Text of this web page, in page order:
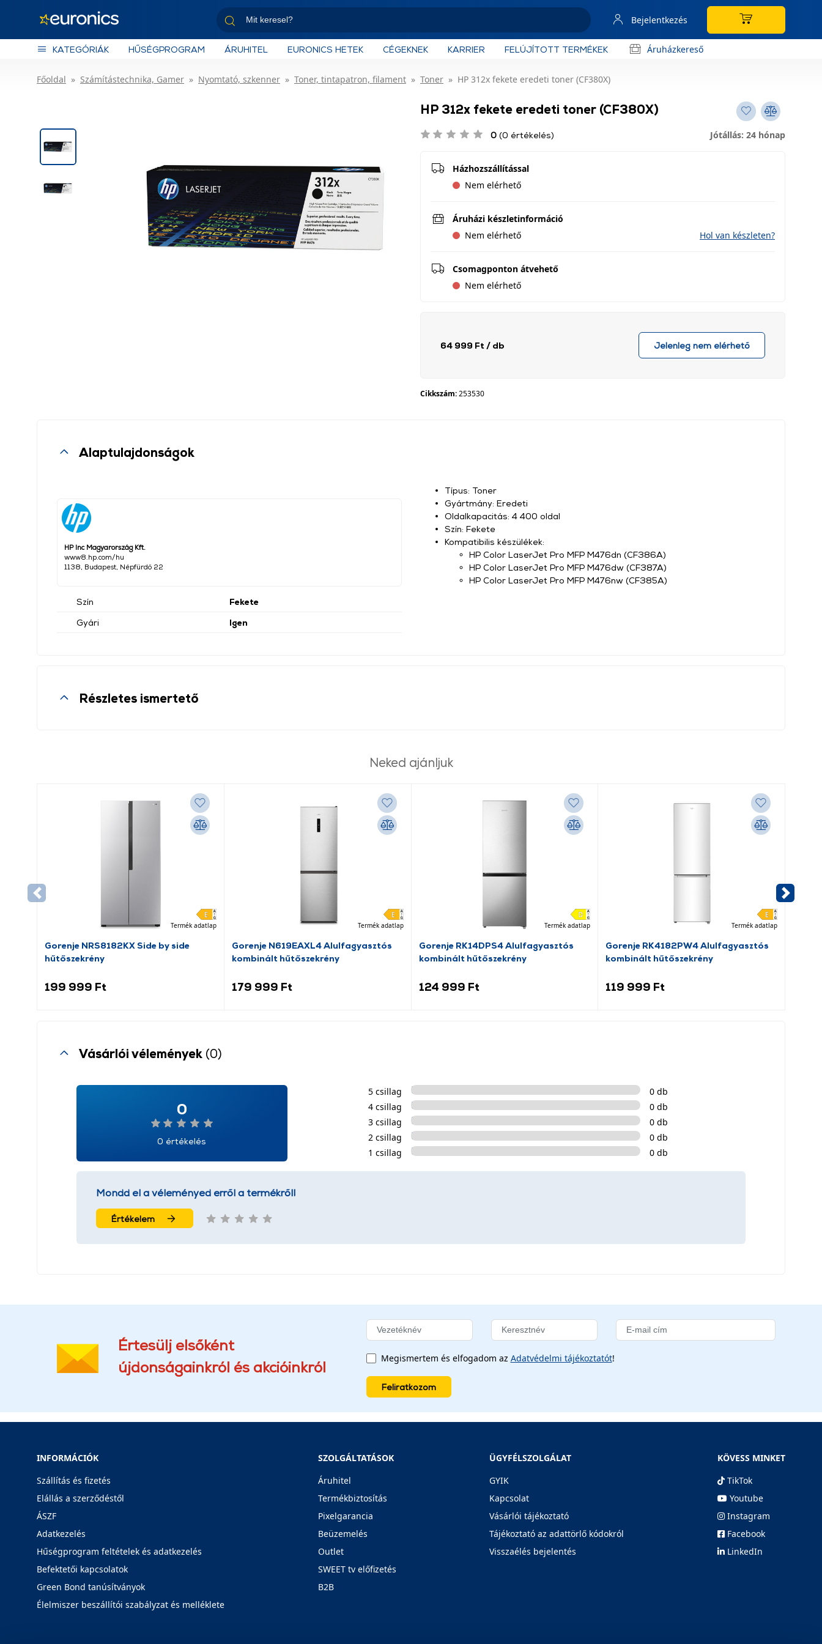
Bejelentkezés
KATEGÓRIÁK HŰSÉGPROGRAM ÁRUHITEL EURONICS HETEK CÉGEKNEK KARRIER FELÚJÍTOTT TERMÉKEK Áruházkereső
Főoldal Számítástechnika, Gamer Nyomtató, szkenner Toner, tintapatron, filament Toner HP 312x fekete eredeti toner (CF380X)
HP 312x fekete eredeti toner (CF380X)
0 (0 értékelés) Jótállás: 24 hónap
Házhozszállítással
Nem elérhető
Áruházi készletinformáció
Nem elérhető
Hol van készleten?
Csomagponton átvehető
Nem elérhető
64 999 Ft / db Jelenleg nem elérhető
Cikkszám:253530
Alaptulajdonságok
HP Inc Magyarország Kft.
www8.hp.com/hu
1138, Budapest, Népfürdő 22
Szín
Fekete
Gyári
Igen
Típus: Toner
Gyártmány: Eredeti
Oldalkapacitás: 4 400 oldal
Szín: Fekete
Kompatibilis készülékek:
HP Color LaserJet Pro MFP M476dn (CF386A)
HP Color LaserJet Pro MFP M476dw (CF387A)
HP Color LaserJet Pro MFP M476nw (CF385A)
Részletes ismertető
Neked ajánljuk
Termék adatlap
Gorenje NRS8182KX Side by side
hűtőszekrény
199 999 Ft
Termék adatlap
Gorenje N619EAXL4 Alulfagyasztós
kombinált hűtőszekrény
179 999 Ft
Termék adatlap
Gorenje RK14DPS4 Alulfagyasztós
kombinált hűtőszekrény
124 999 Ft
Termék adatlap
Gorenje RK4182PW4 Alulfagyasztós
kombinált hűtőszekrény
119 999 Ft
Vásárlói vélemények (0)
0
0 értékelés
5 csillag
0 db
4 csillag
0 db
3 csillag
0 db
2 csillag
0 db
1 csillag
0 db
Mondd el a véleményed erről a termékről!
Értékelem
Értesülj elsőként
újdonságainkról és akcióinkról
Megismertem és elfogadom az Adatvédelmi tájékoztatót!
Feliratkozom
INFORMÁCIÓK
Szállítás és fizetés
Elállás a szerződéstől
ÁSZF
Adatkezelés
Hűségprogram feltételek és adatkezelés
Befektetői kapcsolatok
Green Bond tanúsítványok
Élelmiszer beszállítói szabályzat és melléklete
SZOLGÁLTATÁSOK
Áruhitel
Termékbiztosítás
Pixelgarancia
Beüzemelés
Outlet
SWEET tv előfizetés
B2B
ÜGYFÉLSZOLGÁLAT
GYIK
Kapcsolat
Vásárlói tájékoztató
Tájékoztató az adattörlő kódokról
Visszaélés bejelentés
KÖVESS MINKET
TikTok
Youtube
Instagram
Facebook
LinkedIn